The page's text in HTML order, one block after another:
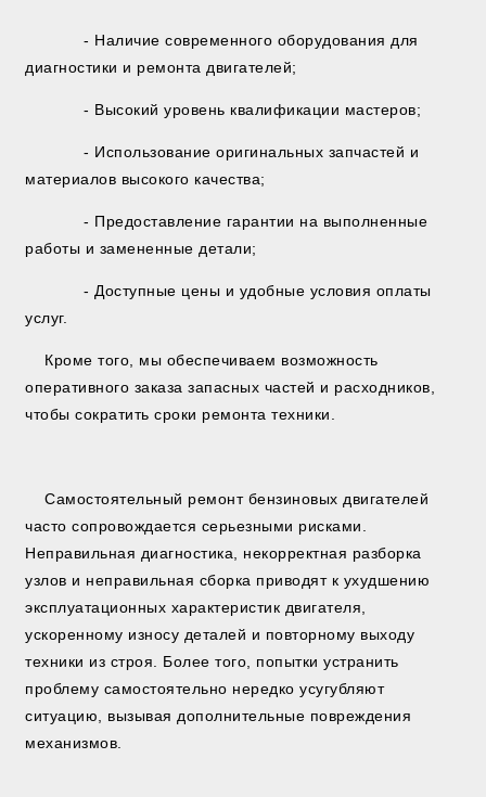
- Наличие современного оборудования для
диагностики и ремонта двигателей;
- Высокий уровень квалификации мастеров;
- Использование оригинальных запчастей и
материалов высокого качества;
- Предоставление гарантии на выполненные
работы и замененные детали;
- Доступные цены и удобные условия оплаты
услуг.
Кроме того, мы обеспечиваем возможность
оперативного заказа запасных частей и расходников,
чтобы сократить сроки ремонта техники.
Самостоятельный ремонт бензиновых двигателей
часто сопровождается серьезными рисками.
Неправильная диагностика, некорректная разборка
узлов и неправильная сборка приводят к ухудшению
эксплуатационных характеристик двигателя,
ускоренному износу деталей и повторному выходу
техники из строя. Более того, попытки устранить
проблему самостоятельно нередко усугубляют
ситуацию, вызывая дополнительные повреждения
механизмов.